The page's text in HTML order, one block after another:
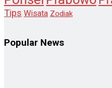
Tips Wisata Zodiak
Popular News